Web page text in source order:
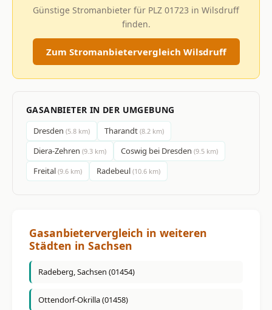
Günstige Stromanbieter für PLZ 01723 in Wilsdruff
finden.
Zum Stromanbietervergleich Wilsdruff
GASANBIETER IN DER UMGEBUNG
Dresden (5.8 km) Tharandt (8.2 km)
Diera-Zehren (9.3 km) Coswig bei Dresden (9.5 km)
Freital (9.6 km) Radebeul (10.6 km)
Gasanbietervergleich in weiteren
Städten in Sachsen
Radeberg, Sachsen (01454)
Ottendorf-Okrilla (01458)